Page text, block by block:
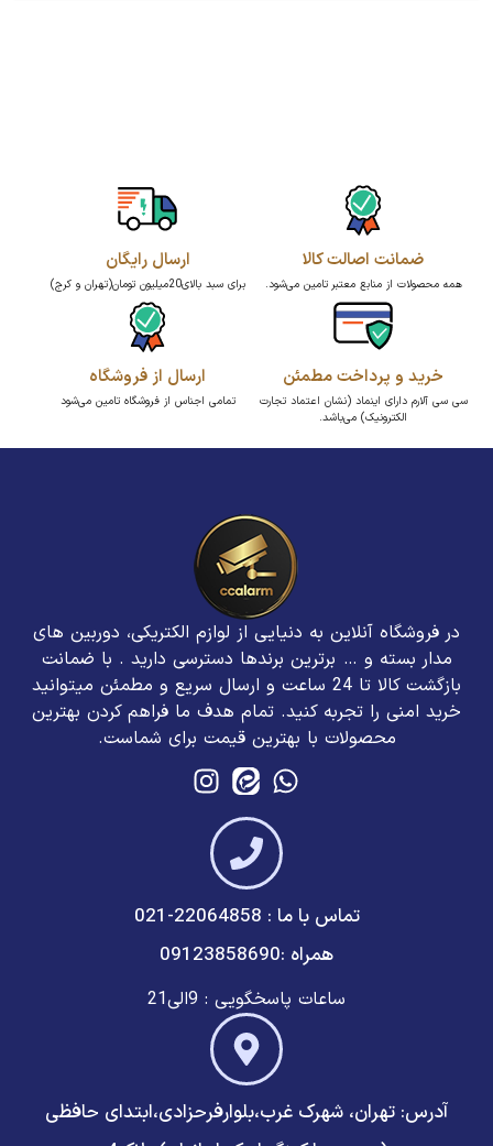
ضمانت اصالت کالا
همه محصولات از منابع معتبر تامین می‌شود.
ارسال رایگان
برای سبد بالای20میلیون تومان(تهران و کرج)
خرید و پرداخت مطمئن
سی سی آلارم دارای اینماد (نشان اعتماد تجارت
الکترونیک) می‌باشد.
ارسال از فروشگاه
تمامی اجناس از فروشگاه تامین می‌شود
در فروشگاه آنلاین به دنیایی از لوازم الکتریکی، دوربین های
مدار بسته و … برترین برند‌ها دسترسی دارید . با ضمانت
بازگشت کالا تا 24 ساعت و ارسال سریع و مطمئن میتوانید
خرید امنی را تجربه کنید. تمام هدف ما فراهم کردن بهترین
محصولات با بهترین قیمت برای شماست.
تماس با ما : 22064858-021
همراه :09123858690
ساعات پاسخگویی : 9الی21
آدرس: تهران، شهرک غرب،بلوارفرحزادی،ابتدای حافظی